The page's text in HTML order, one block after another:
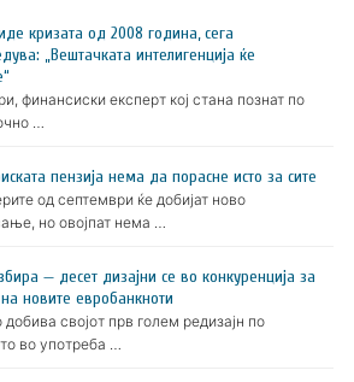
кризата од 2008 година, сега
„Вештачката интелигенција ќе
финансиски експерт кој стана познат по
…
пензија нема да порасне исто за сите
од септември ќе добијат ново
но овојпат нема …
— десет дизајни се во конкуренција за
новите евробанкноти
добива својот прв голем редизајн по
во употреба …